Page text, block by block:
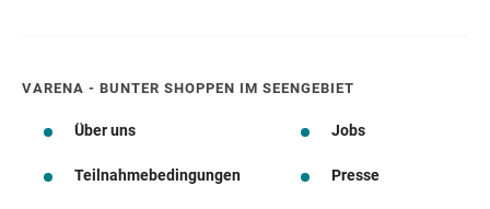
VARENA - BUNTER SHOPPEN IM SEENGEBIET
Über uns Jobs
Teilnahmebedingungen Presse